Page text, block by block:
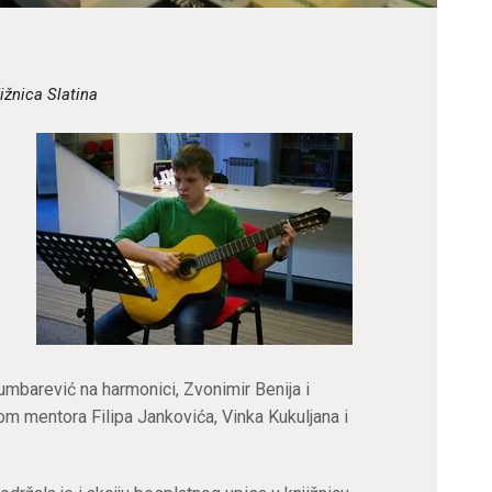
Slatina
na harmonici, Zvonimir Benija i
mentora Filipa Jankovića, Vinka Kukuljana i